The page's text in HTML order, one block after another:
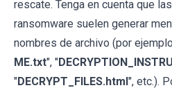
rescate. Tenga en cuenta que
ransomware suelen generar
nombres de archivo (por
ME.txt", "
"DECRYPT_FILES.html ", etc.).